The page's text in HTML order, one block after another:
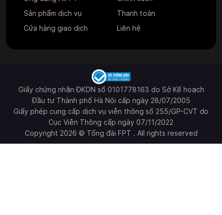
Sản phẩm dịch vụ
Cửa hàng giao dịch
Thanh toán
Liên hệ
Giấy chứng nhận ĐKDN số 0101778163 do Sở Kế hoạch
Đầu tư Thành phố Hà Nội cấp ngày 28/07/2005
Giấy phép cung cấp dịch vụ viễn thông số 255/GP-CVT do
Cục Viễn Thông cấp ngày 07/11/2022
Copyright 2026 © Tổng đài FPT . All rights reserved